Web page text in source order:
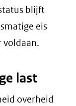
blijft
eis
voldaan.
last
overheid